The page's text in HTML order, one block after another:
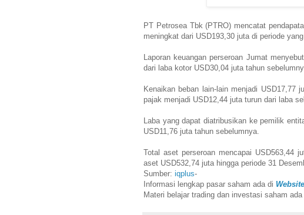
PT Petrosea Tbk (PTRO) mencatat
meningkat dari USD193,30 juta di periode
Laporan keuangan perseroan Jumat
dari laba kotor USD30,04 juta tahun
Kenaikan beban lain-lain menjadi USD17,77
pajak menjadi USD12,44 juta turun dari laba
Laba yang dapat diatribusikan ke pemilik
USD11,76 juta tahun sebelumnya.
Total aset perseroan mencapai USD563,44
aset USD532,74 juta hingga periode 31
Sumber: iqplus-
Informasi lengkap pasar saham ada di
Materi belajar trading dan investasi saham ada